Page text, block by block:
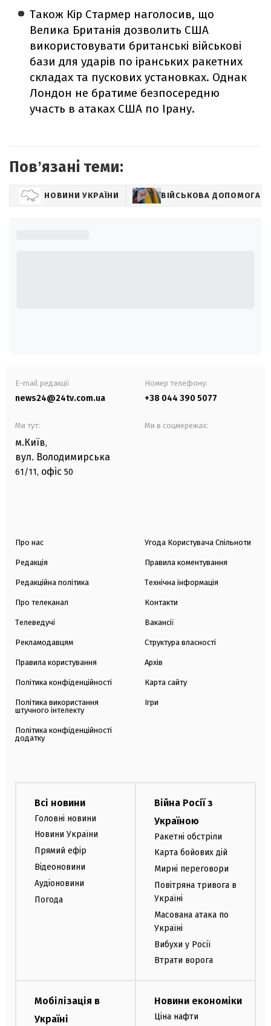
Також Кір Стармер наголосив, що
Велика Британія дозволить США
використовувати британські військові
бази для ударів по іранських ракетних
складах та пускових установках. Однак
Лондон не братиме безпосередню
участь в атаках США по Ірану.
Повʼязані теми:
НОВИНИ УКРАЇНИ ВІЙСЬКОВА ДОПОМОГА
E-mail редакції
news24@24tv.com.ua
Номер телефону:
+38 044 390 5077
Ми тут:
м.Київ,
вул. Володимирська
61/11, офіс 50
Ми в соцмережах:
Про нас
Редакція
Редакційна політика
Про телеканал
Телеведучі
Рекламодавцям
Правила користування
Політика конфіденційності
Політика використання
штучного інтелекту
Політика конфіденційності
додатку
Угода Користувача Спільноти
Правила коментування
Технічна інформація
Контакти
Вакансії
Структура власності
Архів
Карта сайту
Ігри
Всі новини
Головні новини
Новини України
Прямий ефір
Відеоновини
Аудіоновини
Погода
Війна Росії з
Україною
Ракетні обстріли
Карта бойових дій
Мирні переговори
Повітряна тривога в
Україні
Масована атака по
Україні
Вибухи у Росії
Втрати ворога
Мобілізація в
Україні
Новини економіки
Ціна нафти